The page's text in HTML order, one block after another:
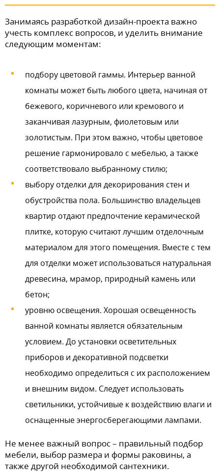
Занимаясь разработкой дизайн-проекта важно
учесть комплекс вопросов, и уделить внимание
следующим моментам:
подбору цветовой гаммы. Интерьер ванной
комнаты может быть любого цвета, начиная от
бежевого, коричневого или кремового и
заканчивая лазурным, фиолетовым или
золотистым. При этом важно, чтобы цветовое
решение гармонировало с мебелью, а также
соответствовало выбранному стилю;
выбору отделки для декорирования стен и
обустройства пола. Большинство владельцев
квартир отдают предпочтение керамической
плитке, которую считают лучшим отделочным
материалом для этого помещения. Вместе с тем
для отделки может использоваться натуральная
древесина, мрамор, природный камень или
бетон;
уровню освещения. Хорошая освещенность
ванной комнаты является обязательным
условием. До установки осветительных
приборов и декоративной подсветки
необходимо определиться с их расположением
и внешним видом. Следует использовать
светильники, устойчивые к воздействию влаги и
оснащенные энергосберегающими лампами.
Не менее важный вопрос – правильный подбор
мебели, выбор размера и формы раковины, а
также другой необходимой сантехники.